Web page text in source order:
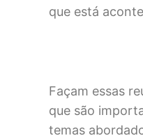
que está
Façam essas
que são
temas